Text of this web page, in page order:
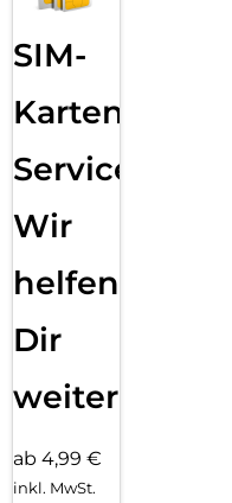
SIM-
Karten
Service:
Wir
helfen
Dir
weiter
ab 4,99 €
inkl. MwSt.